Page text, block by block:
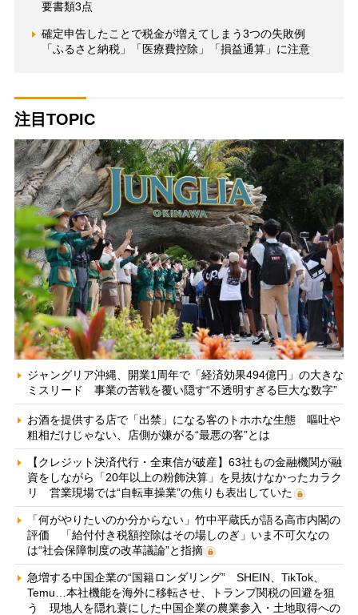
要書類3点
確定申告したことで税金が増えてしまう3つの失敗例
「ふるさと納税」「医療費控除」「損益通算」に注意
注目TOPIC
ジャングリア沖縄、開業1周年で「経済効果494億円」の大きな
ミスリード 事業の苦戦を覆い隠す“不透明すぎる巨大な数字”
お酒を提供する店で「出禁」になる客のトホホな生態 嘔吐や
粗相だけじゃない、店側が嫌がる“最悪の客”とは
【クレジット決済代行・全東信が破産】63社もの金融機関が融
資をしながら「20年以上の粉飾決算」を見抜けなかったカラク
リ 営業現場では“自転車操業”の焦りも表出していた
「何がやりたいのか分からない」竹中平蔵氏が語る高市内閣の
評価 「給付付き税額控除はその場しのぎ」いま不可欠なの
は“社会保障制度の改革議論”と指摘
急増する中国企業の“国籍ロンダリング” SHEIN、TikTok、
Temu…本社機能を海外に移転させ、トランプ関税の回避を狙
う 現地人を隠れ蓑にした中国企業の農業参入・土地取得への